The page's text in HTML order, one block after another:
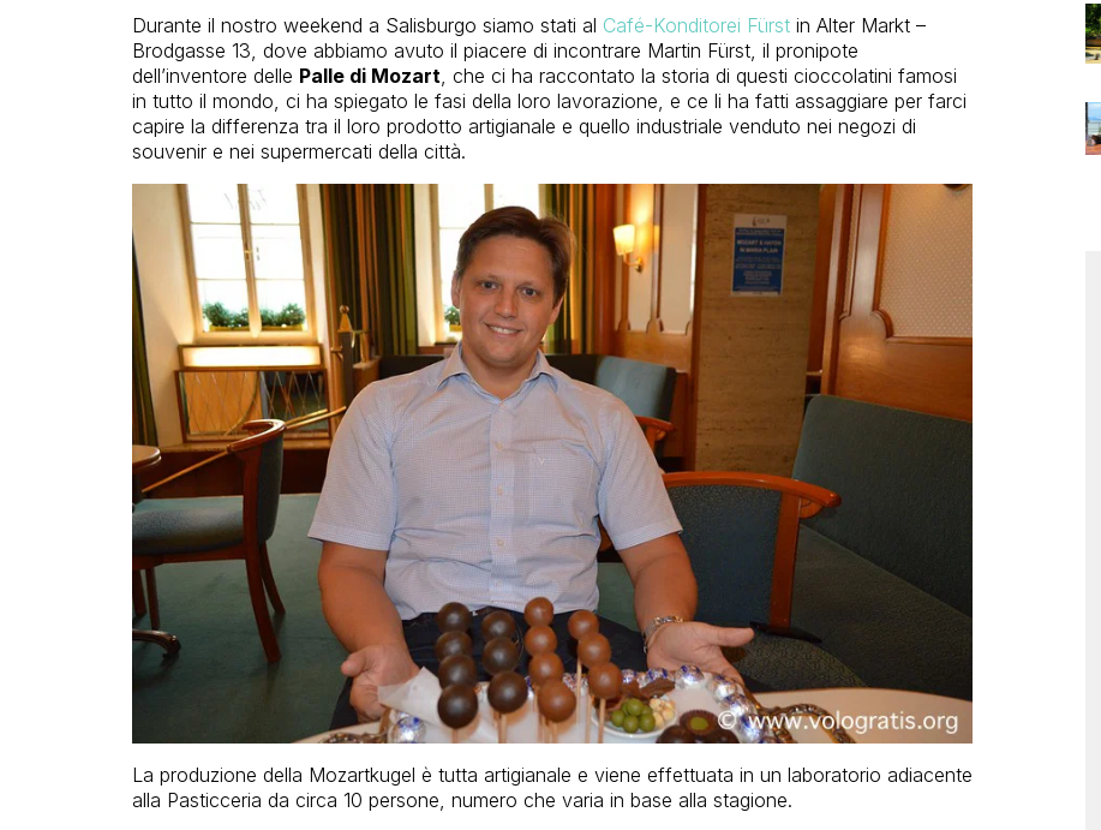
Durante il nostro weekend a Salisburgo siamo stati al Café-Konditorei Fürstin Alter Markt –
Brodgasse 13, dove abbiamo avuto il piacere di incontrare Martin Fürst, il pronipote
dell’inventore delle Palle di Mozart, che ci ha raccontato la storia di questi cioccolatini famosi
in tutto il mondo, ci ha spiegato le fasi della loro lavorazione, e ce li ha fatti assaggiare per farci
capire la differenza tra il loro prodotto artigianale e quello industriale venduto nei negozi di
souvenir e nei supermercati della città.
La produzione della Mozartkugel è tutta artigianale e viene effettuata in un laboratorio adiacente
alla Pasticceria da circa 10 persone, numero che varia in base alla stagione.